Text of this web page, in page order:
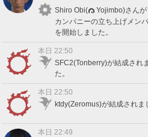
Shiro Obi(
Yojimbo)さんが
カンパニーの立ち上げメン
を開始しました。
本日 22:50
SFC2(Tonberry)が結成され
た。
本日 22:50
ktdy(Zeromus)が結成されま
本日 22:49